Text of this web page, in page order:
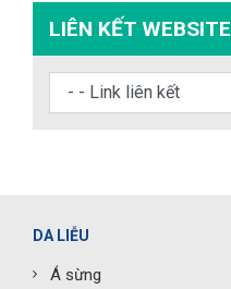
LIÊN KẾT WEBSITE
DA LIỄU
Á sừng